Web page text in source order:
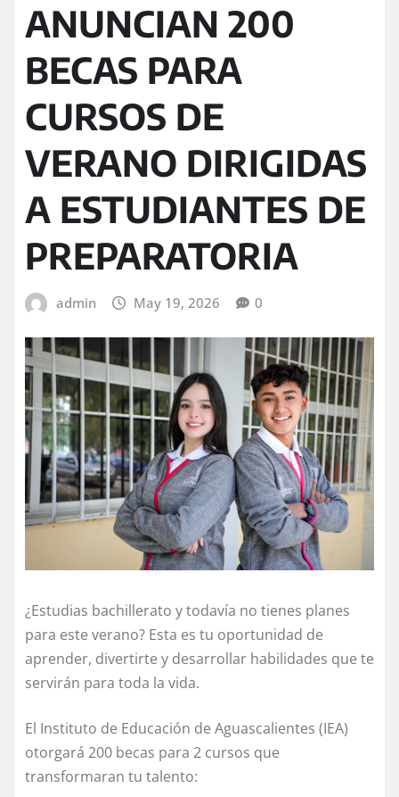
ANUNCIAN 200
BECAS PARA
CURSOS DE
VERANO DIRIGIDAS
A ESTUDIANTES DE
PREPARATORIA
admin May 19, 2026 0
¿Estudias bachillerato y todavía no tienes planes
para este verano? Esta es tu oportunidad de
aprender, divertirte y desarrollar habilidades que te
servirán para toda la vida.
El Instituto de Educación de Aguascalientes (IEA)
otorgará 200 becas para 2 cursos que
transformaran tu talento: